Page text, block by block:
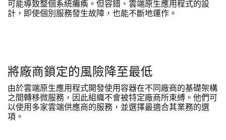
可能導致整個系統癱瘓。但容錯、雲端原生應用程式的設
計，即使個別服務發生故障，也能不斷地運作。
將廠商鎖定的風險降至最低
由於雲端原生應用程式開發使用容器在不同廠商的基礎架構
之間轉移微服務，因此組織不會被特定廠商所束縛。他們可
以使用多家雲端供應商的服務，並選擇最適合其業務的選
項。